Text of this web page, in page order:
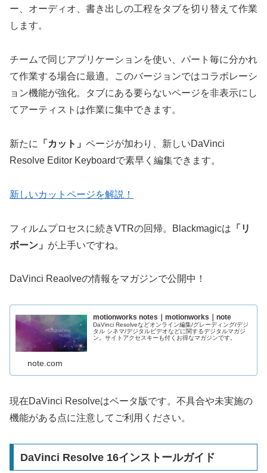
ー、オーディオ、書き出しの工程をタブを切り替えて作業
します。
チームで同じアプリケーションを使い、パート毎に分かれ
て作業する場合に最適。このバージョンではコラボレーシ
ョン機能が強化。タブにある要らないページを非表示にし
てアーティストは作業に集中できます。
新たに 「カット」 ページが加わり、新しいDaVinci
Resolve Editor Keyboardで素早く編集できます。
新しいカットページを解説！
フィルムプロセスに続きVTRの回帰。Blackmagicは 「リ
ボーン」 が上手いですね。
DaVinci Reaolveの情報をマガジンで公開中！
motionworks notes｜motionworks｜note
DaVinci Resolveなどオンライン編集/グレーディング/デジ
タル シネマ/デジタルビデオなどに関するデジタルマガジ
ン。サイトアクセスキーも付くお得なマガジンです。
note.com
現在DaVinci Resolveはベータ版です。不具合や未実施の
機能がある点に注意してご利用ください。
DaVinci Resolve 16インストールガイド